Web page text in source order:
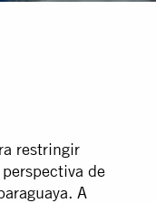
restringir
de
A